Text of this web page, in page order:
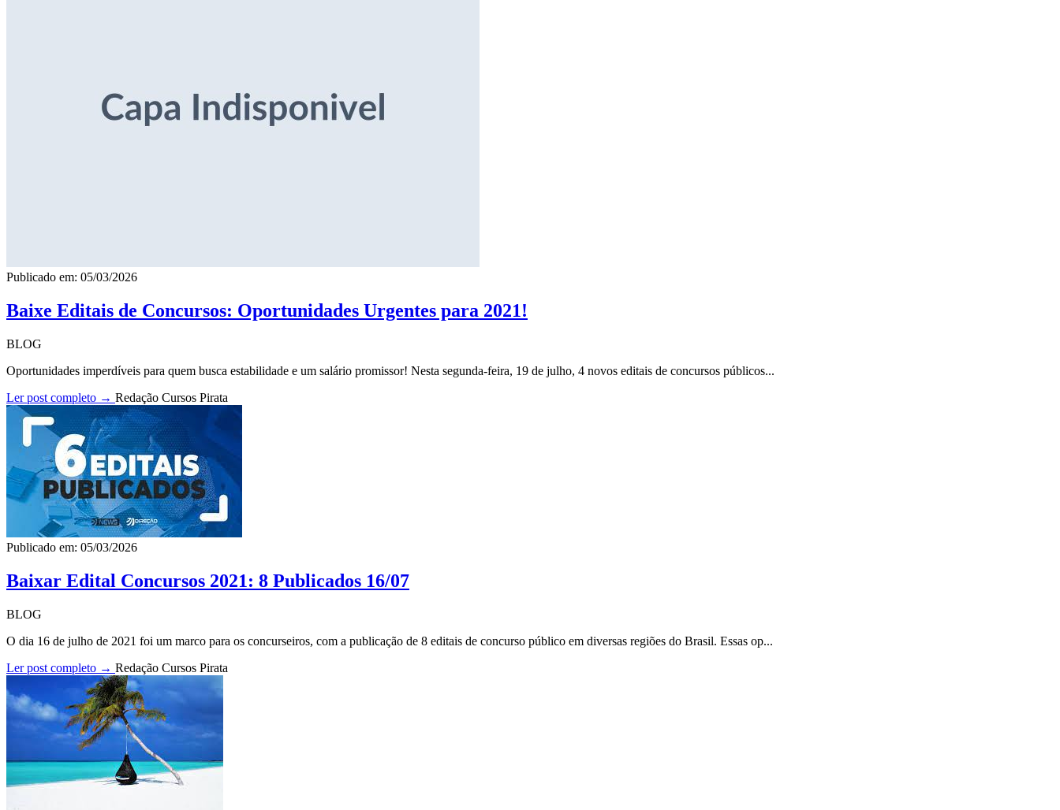
Publicado em: 05/03/2026
Baixe Editais de Concursos: Oportunidades Urgentes para 2021!
BLOG
Oportunidades imperdíveis para quem busca estabilidade e um salário promissor! Nesta segunda-feira, 19 de julho, 4 novos editais de concursos públicos...
Ler post completo → Redação Cursos Pirata
Publicado em: 05/03/2026
Baixar Edital Concursos 2021: 8 Publicados 16/07
BLOG
O dia 16 de julho de 2021 foi um marco para os concurseiros, com a publicação de 8 editais de concurso público em diversas regiões do Brasil. Essas op...
Ler post completo → Redação Cursos Pirata